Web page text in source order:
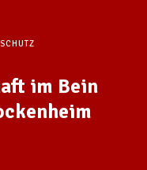
im Bein